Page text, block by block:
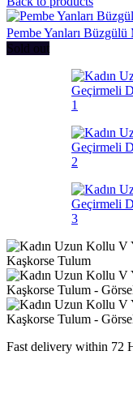
Pembe Yanları
Sold out
Fast delivery within 72